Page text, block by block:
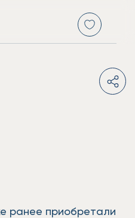
ранее приобретали